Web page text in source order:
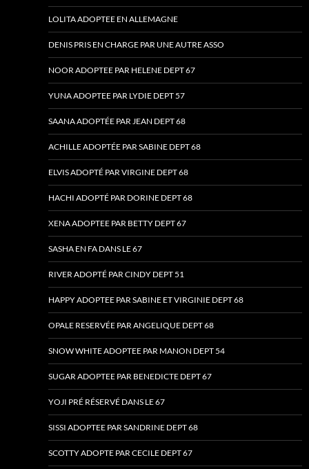
LOLITA ADOPTEE EN ALLEMAGNE
DENIS PRIS EN CHARGE PAR UNE AUTRE ASSO
NOOR ADOPTEE PAR HELENE DEPT 67
YUNA ADOPTEE PAR LYDIE DEPT 57
SAANA ADOPTÉE PAR JEAN DEPT 68
ACHILLE ADOPTÉE PAR SABINE DEPT 68
ELVIS ADOPTÉ PAR VIRGINE DEPT 68
HACHI ADOPTÉ PAR DORINE DEPT 68
XENA ADOPTEE PAR BETTY DEPT 67
SASHA EN FA DANS LE 67
RIVER ADOPTÉ PAR CINDY DEPT 51
HAPPY ADOPTEE PAR SABINE ET VIRGINIE DEPT 68
OPALE RESERVÉE PAR ANGELIQUE DEPT 68
SNOW WHITE ADOPTEE PAR MANON DEPT 54
SUGAR ADOPTEE PAR BENEDICTE DEPT 67
YOJI PRÉ RÉSERVÉ DANS LE 67
SISSI ADOPTEE PAR SANDRINE DEPT 68
SCOTTY ADOPTE PAR CECILE DEPT 67